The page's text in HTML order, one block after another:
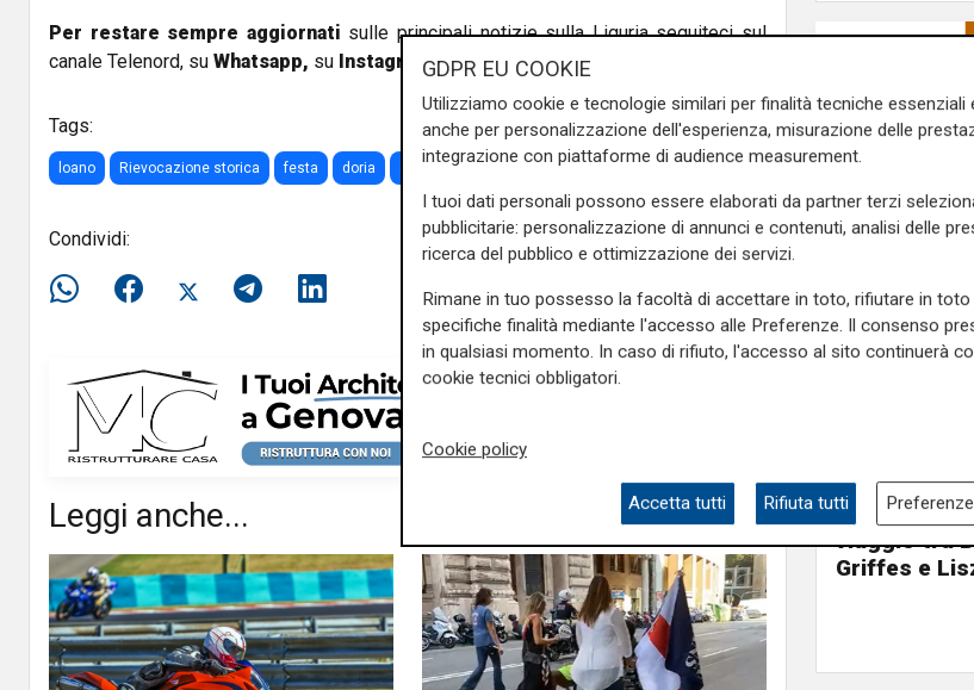
Per restare sempre aggiornati sulle principali notizie sulla Liguria seguiteci sul
canale Telenord, su Whatsapp, su Instagram,suYoutubee suFacebook
Tags:
loano Rievocazione storica festa doria giullari
Condividi:
Leggi anche...
agosto a
recital di
viaggio tra
Griffes e
GDPR EU COOKIE
Utilizziamo cookie e tecnologie similari per finalità tecniche essenziali
anche per personalizzazione dell'esperienza, misurazione delle
integrazione con piattaforme di audience measurement.
I tuoi dati personali possono essere elaborati da partner terzi
pubblicitarie: personalizzazione di annunci e contenuti, analisi delle
ricerca del pubblico e ottimizzazione dei servizi.
Rimane in tuo possesso la facoltà di accettare in toto, rifiutare in toto
specifiche finalità mediante l'accesso alle Preferenze. Il consenso
in qualsiasi momento. In caso di rifiuto, l'accesso al sito continuerà
cookie tecnici obbligatori.
Cookie policy
Accetta tutti Rifiuta tutti Preferenze